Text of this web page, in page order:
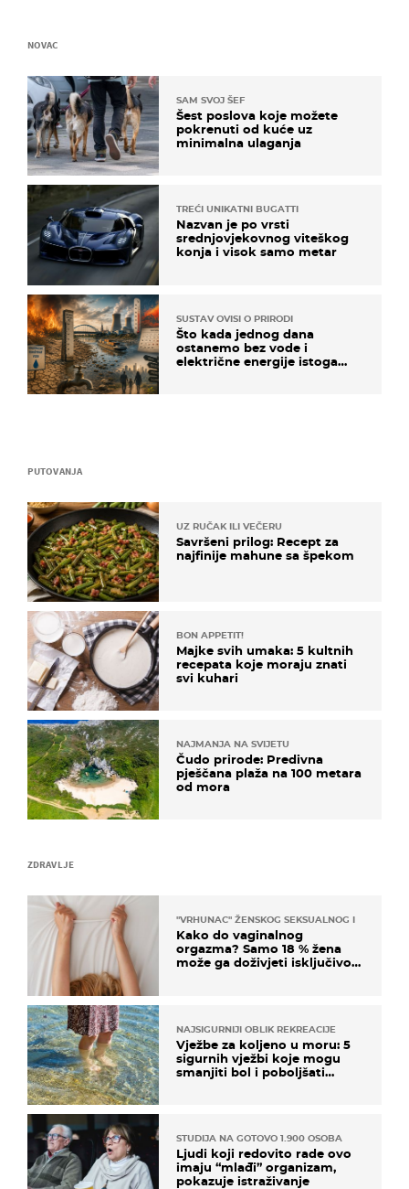
ZDRAVLJE
"VRHUNAC" ŽENSKOG SEKSUALNOG ISKUSTVA
Kako do vaginalnog
orgazma? Samo 18 % žena
može ga doživjeti isključivo
NAJSIGURNIJI OBLIK REKREACIJE
Vježbe za koljeno u moru: 5
sigurnih vježbi koje mogu
smanjiti bol i poboljšati
STUDIJA NA GOTOVO 1.900 OSOBA
Ljudi koji redovito rade ovo
imaju “mlađi” organizam,
pokazuje istraživanje
PUTOVANJA
UZ RUČAK ILI VEČERU
Savršeni prilog: Recept za
najfinije mahune sa špekom
BON APPETIT!
Majke svih umaka: 5 kultnih
recepata koje moraju znati
svi kuhari
NAJMANJA NA SVIJETU
Čudo prirode: Predivna
pješčana plaža na 100 metara
od mora
NOVAC
SAM SVOJ ŠEF
Šest poslova koje možete
pokrenuti od kuće uz
minimalna ulaganja
TREĆI UNIKATNI BUGATTI
Nazvan je po vrsti
srednjovjekovnog viteškog
konja i visok samo metar
SUSTAV OVISI O PRIRODI
Što kada jednog dana
ostanemo bez vode i
električne energije istoga